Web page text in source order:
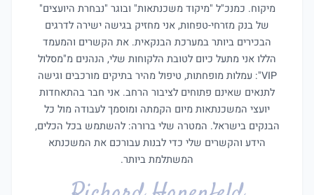
מיקוח. כמנכ"ל "מיקוד משכנתאות" ובוגר "נבחרת היועצים"
של בנק מזרחי-טפחות, אני מחזיק בגישה ישירה לדרגים
הבכירים ביותר במערכת הבנקאית. את הקשרים והמעמד
הללו אני מתעל כיום לטובת הלקוחות שלי, הנהנים מ"מסלול
VIP": עמלות מופחתות, טיפול מהיר בתיקים מורכבים וגישה
לתנאים שאינם פתוחים לציבור הרחב. אני חבר בהתאחדות
יועצי המשכנתאות מיום הקמתה ומוסמך לעבודה מול כל
הבנקים בישראל. המטרה שלי ברורה: להשתמש בכל הכלים,
הידע והקשרים שלי כדי לבנות עבורכם את המשכנתא
המשתלמת ביותר.